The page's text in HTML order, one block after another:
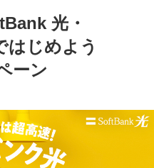
光・
はじめよう
ーン